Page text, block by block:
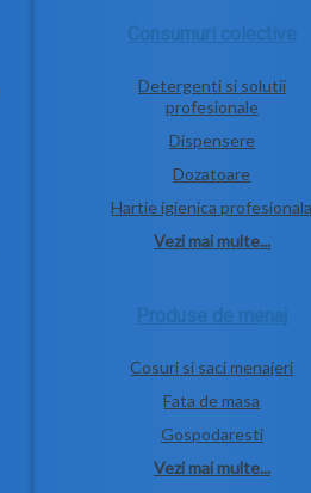
Consumuri colective
Detergenti si solutii
profesionale
Dispensere
Dozatoare
Hartie igienica profesionala
Vezi mai multe...
Produse de menaj
Cosuri si saci menajeri
Fata de masa
Gospodaresti
Vezi mai multe...